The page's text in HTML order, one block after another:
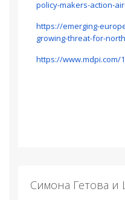
policy-makers-action-
https://emerging-
growing-threat-for-
https://www.mdpi.com/
Симона Гетова и